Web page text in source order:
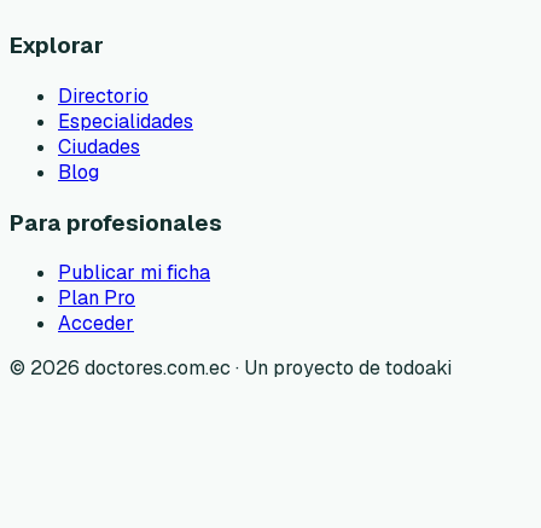
Explorar
Directorio
Especialidades
Ciudades
Blog
Para profesionales
Publicar mi ficha
Plan Pro
Acceder
© 2026 doctores.com.ec · Un proyecto de todoaki